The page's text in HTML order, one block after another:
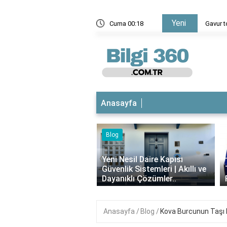
Cuma 00:18 Yeni Gavur
Anasayfa
Blog
Yeni Nesil Daire Kapısı
Güvenlik Sistemleri | Akıllı ve
Dayanıklı Çözümler..
‹
Anasayfa Blog Kova Burcunun Taşı